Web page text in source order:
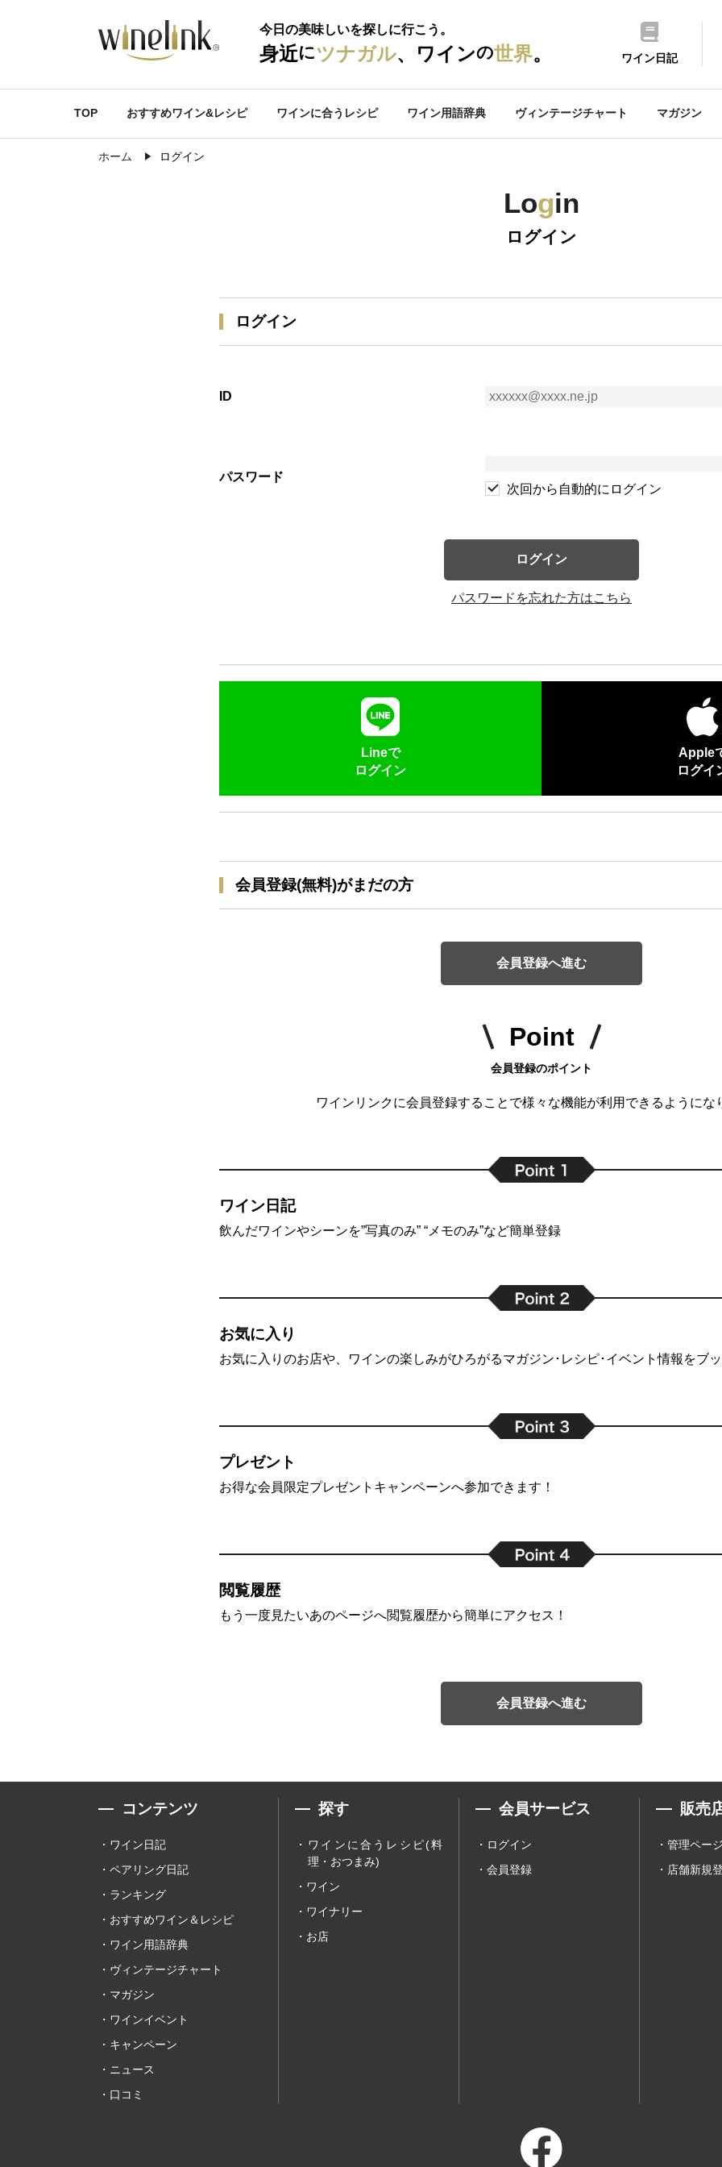
今日の美味しいを探しに行こう。
身近にツナガル、ワインの世界。 ワイン日記
TOP おすすめワイン&レシピ ワインに合うレシピ ワイン用語辞典 ヴィンテージチャート マガジン
ホーム ログイン
Login
ログイン
ログイン
ID
パスワード
次回から自動的にログイン
ログイン
パスワードを忘れた方はこちら
Lineで
ログイン
Apple
ログイ
会員登録(無料)がまだの方
会員登録へ進む
Point
会員登録のポイント
ワインリンクに会員登録することで様々な機能が利用できるようにな
ワイン日記
飲んだワインやシーンを”写真のみ” “メモのみ”など簡単登録
お気に入り
お気に入りのお店や、ワインの楽しみがひろがるマガジン･レシピ･イベント情報をブ
プレゼント
お得な会員限定プレゼントキャンペーンへ参加できます！
閲覧履歴
もう一度見たいあのページへ閲覧履歴から簡単にアクセス！
会員登録へ進む
コンテンツ
ワイン日記
ペアリング日記
ランキング
おすすめワイン＆レシピ
ワイン用語辞典
ヴィンテージチャート
マガジン
ワインイベント
キャンペーン
ニュース
口コミ
探す
ワインに合うレシピ(料
理・おつまみ)
ワイン
ワイナリー
お店
会員サービス
ログイン
会員登録
販売
管理ペー
店舗新規